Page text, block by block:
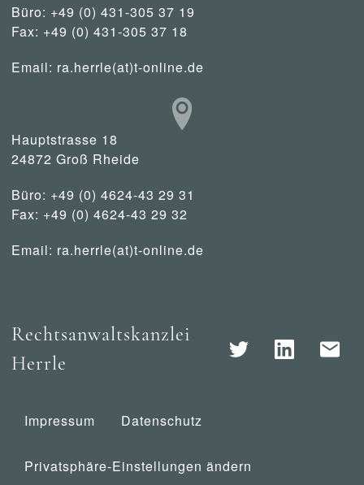
Büro: +49 (0) 431-305 37 19
Fax: +49 (0) 431-305 37 18
Email: ra.herrle(at)t-online.de
Hauptstrasse 18
24872 Groß Rheide
Büro: +49 (0) 4624-43 29 31
Fax: +49 (0) 4624-43 29 32
Email: ra.herrle(at)t-online.de
Rechtsanwaltskanzlei
Herrle
Impressum Datenschutz
Privatsphäre-Einstellungen ändern